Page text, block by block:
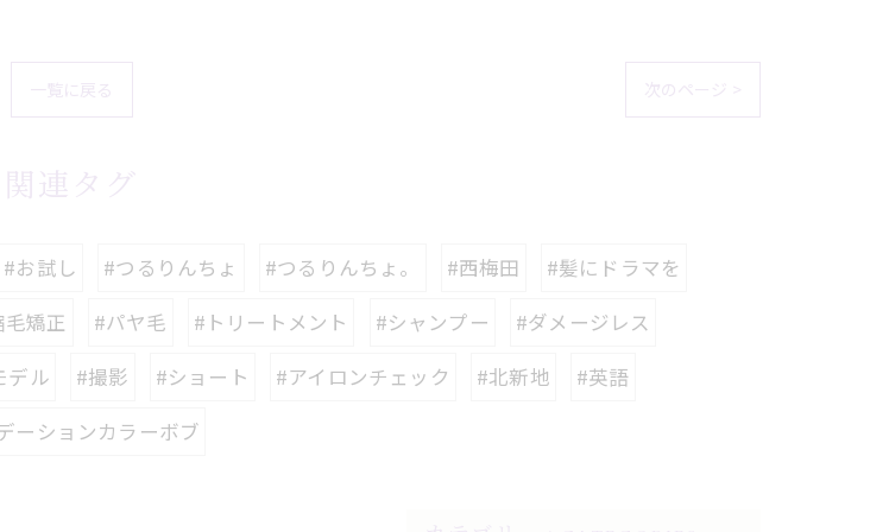
一覧に戻る 次のページ >
関連タグ
#お試し #つるりんちょ #つるりんちょ。 #西梅田
#髪にドラマを
毛矯正 #パヤ毛 #トリートメント #シャンプー
#ダメージレス
デル #撮影 #ショート #アイロンチェック #北新地
#英語
ーションカラーボブ